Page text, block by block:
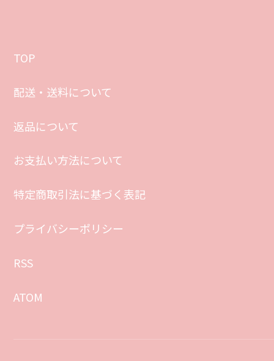
TOP
配送・送料について
返品について
お支払い方法について
特定商取引法に基づく表記
プライバシーポリシー
RSS
ATOM